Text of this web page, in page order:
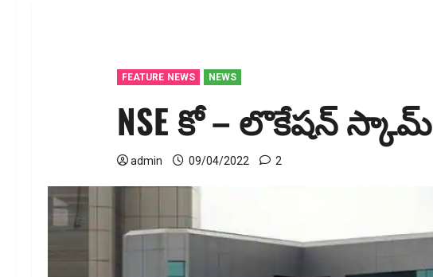
FEATURE NEWS NEWS
NSE కో – లొకేషన్ స్కామ్
admin 09/04/2022 2